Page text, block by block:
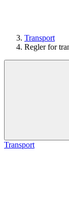
Transport
Regler for
Transport